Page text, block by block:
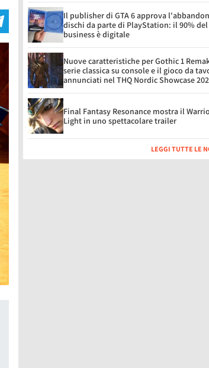
Il publisher di GTA 6 approva
dischi da parte di PlayStation: il 90% del
business è digitale
Nuove caratteristiche per Gothic 1
serie classica su console e il gioco da
annunciati nel THQ Nordic Showcase
Final Fantasy Resonance mostra il
Light in uno spettacolare trailer
LEGGI TUTTE LE